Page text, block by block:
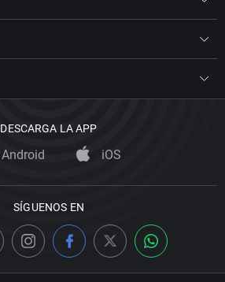
DESCARGA LA APP
Android iOS
SÍGUENOS EN